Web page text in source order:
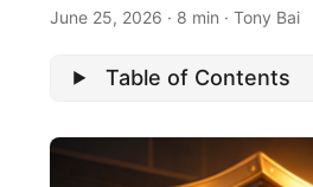
June 25, 2026 · 8 min · Tony Bai
Table of Contents